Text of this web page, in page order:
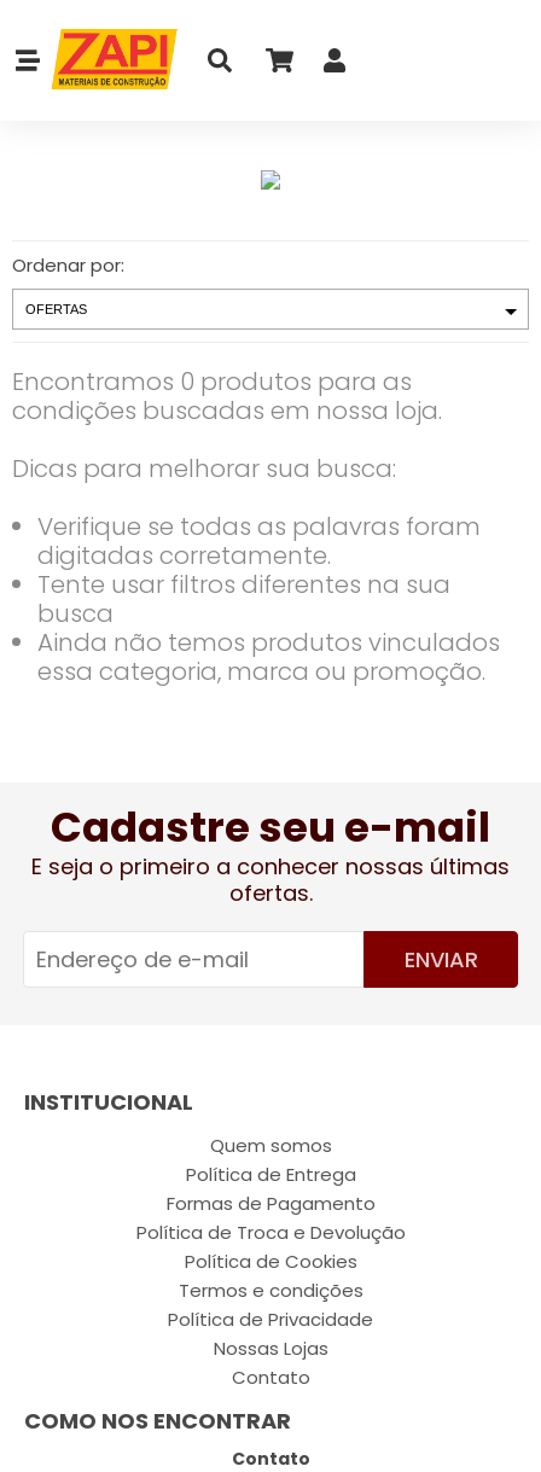
Ordenar por:
Encontramos 0 produtos para as
condições buscadas em nossa loja.
Dicas para melhorar sua busca:
Verifique se todas as palavras foram
digitadas corretamente.
Tente usar filtros diferentes na sua
busca
Ainda não temos produtos vinculados
essa categoria, marca ou promoção.
Cadastre seu e-mail
E seja o primeiro a conhecer nossas últimas
ofertas.
ENVIAR
INSTITUCIONAL
Quem somos
Política de Entrega
Formas de Pagamento
Política de Troca e Devolução
Política de Cookies
Termos e condições
Política de Privacidade
Nossas Lojas
Contato
COMO NOS ENCONTRAR
Contato